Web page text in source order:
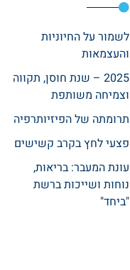
לשמור על החיוניות
והעצמאות
2025 – שנת חוסן, תקווה
וצמיחה משותפת
תרומתה של הפיזיותרפיה
פצעי לחץ בקרב קשישים
עונת המעבר: בריאות,
נוחות ושייכות ברשת
"ביחד"